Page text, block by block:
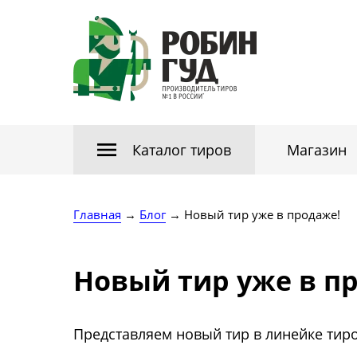
Каталог тиров Магазин
Главная → Блог→ Новый тир уже в продаже!
Новый тир уже в
Представляем новый тир в линейке